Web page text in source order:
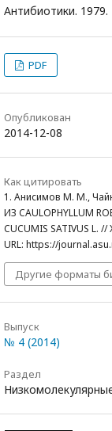
Антибиотики.
PDF
Опубликован
2014-12-08
Как цитировать
1. Анисимов М. М.,
ИЗ CAULOPHYLLUM
CUCUMIS SATIVUS L.
URL: https://
Другие форматы
Выпуск
№ 4 (2014)
Раздел